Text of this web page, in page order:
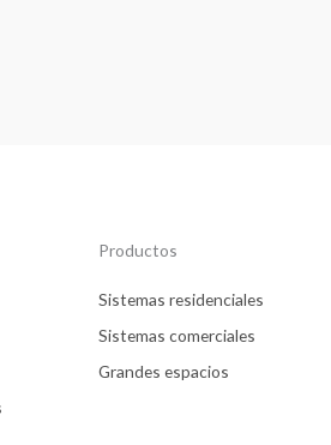
Productos
Sistemas residenciales
Sistemas comerciales
Grandes espacios